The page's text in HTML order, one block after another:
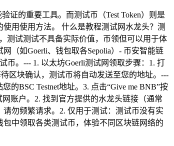
证的重要工具。而测试币（Test Token）则是
用使用方法。 什么是教程测试网水龙头？测
测试测试不具备实际价值，币领但可以用于体
（如Goerli、钱包取各Sepolia）- 币安智能链
币。--- 1. 以太坊Goerli测试网领取步骤：1. 打
待区块确认，测试币将自动发送至您的地址。---
的BSC Testnet地址。3. 点击“Give me BNB”按
账户。2. 找到官方提供的水龙头链接（通常
勿频繁请求。2. 仅用于测试：测试币没有实
中领取各类测试币，体验不同区块链网络的